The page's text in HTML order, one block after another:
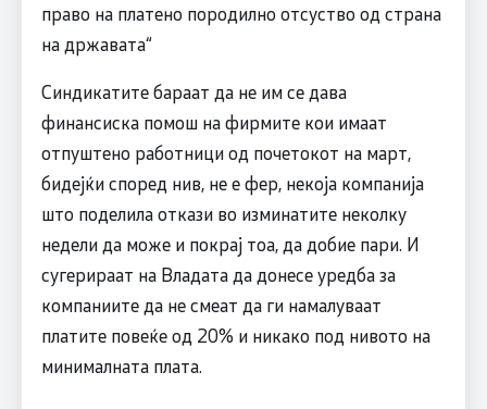
право на платено породилно отсуство од страна
на државата“
Синдикатите бараат да не им се дава
финансиска помош на фирмите кои имаат
отпуштено работници од почетокот на март,
бидејќи според нив, не е фер, некоја компанија
што поделила откази во изминатите неколку
недели да може и покрај тоа, да добие пари. И
сугерираат на Владата да донесе уредба за
компаниите да не смеат да ги намалуваат
платите повеќе од 20% и никако под нивото на
минималната плата.